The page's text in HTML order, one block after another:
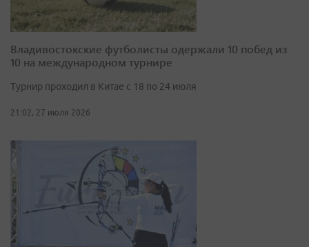
Владивостокские футболисты одержали 10 побед из
10 на международном турнире
Турнир проходил в Китае с 18 по 24 июля
21:02, 27 июля 2026